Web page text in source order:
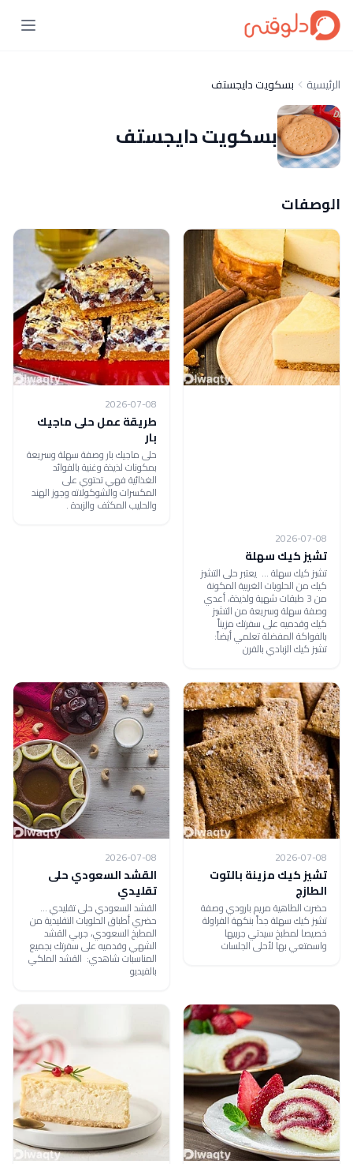
الرئيسية بسكويت دايجستف
بسكويت دايجستف
الوصفات
2026-07-08
تشيز كيك سهلة
تشيز كيك سهلة ... يعتبر حلى التشيز
كيك من الحلويات الغربية المكونة
من 3 طبقات شهية ولذيذة، أعدي
وصفة سهلة وسريعة من التشيز
كيك وقدميه على سفرتك مزيناً
بالفواكة المفضلة تعلمي أيضاً:
تشيز كيك الزبادي بالفرن
2026-07-08
طريقة عمل حلى ماجيك
بار
حلى ماجيك بار وصفة سهلة وسريعة
بمكونات لذيذة وغنية بالفوائد
الغذائية فهي تحتوي على
المكسرات والشوكولاته وجوز الهند
والحليب المكثف والزبدة .
2026-07-08
تشيز كيك مزينة بالتوت
الطازج
حضرت الطاهية مريم بارودي وصفة
تشيز كيك سهلة جداً بنكهة الفراولة
خصيصا لمطبخ سيدتي جربيها
واسمتعي بها لأحلى الجلسات
2026-07-08
القشد السعودي حلى
تقليدي
القشد السعودي حلى تقليدي ...
حضري أطباق الحلويات التقليدية من
المطبخ السعودي، جربي القشد
الشهي وقدميه على سفرتك بجميع
المناسبات شاهدي: القشد الملكي
بالفيديو